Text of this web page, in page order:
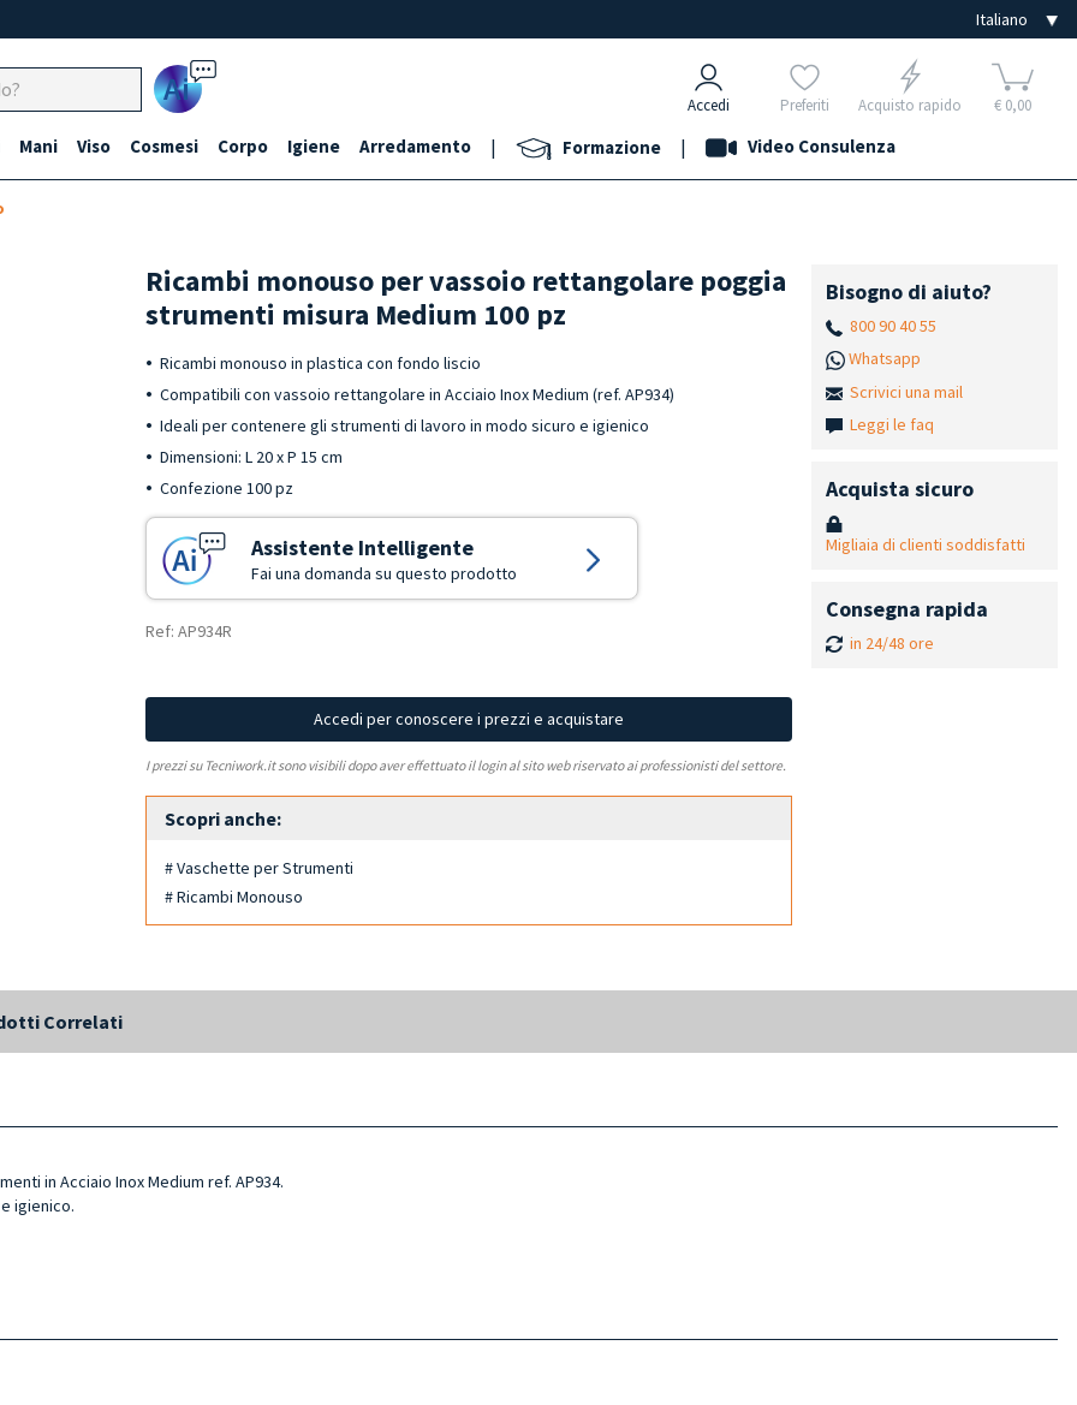
Ai Accedi Preferiti Acquisto rapido € 0,00
Mani Viso Cosmesi Corpo Igiene Arredamento | Formazione | Video Consulenza
Ricambi monouso per vassoio rettangolare poggia
strumenti misura Medium 100 pz
Ricambi monouso in plastica con fondo liscio
Compatibili con vassoio rettangolare in Acciaio Inox Medium (ref. AP934)
Ideali per contenere gli strumenti di lavoro in modo sicuro e igienico
Dimensioni: L 20 x P 15 cm
Confezione 100 pz
Assistente Intelligente
Fai una domanda su questo prodotto
Ref: AP934R
Accedi per conoscere i prezzi e acquistare
I prezzi su Tecniwork.it sono visibili dopo aver effettuato il login al sito web riservato ai professionisti del settore.
Scopri anche:
# Vaschette per Strumenti
# Ricambi Monouso
Bisogno di aiuto?
800 90 40 55
Whatsapp
Scrivici una mail
Leggi le faq
Acquista sicuro
Migliaia di clienti soddisfatti
Consegna rapida
in 24/48 ore
Correlati
in Acciaio Inox Medium ref. AP934.
igienico.